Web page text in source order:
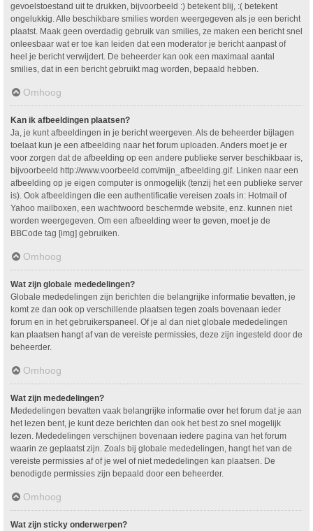
gevoelstoestand uit te drukken, bijvoorbeeld :) betekent blij, :( betekent
ongelukkig. Alle beschikbare smilies worden weergegeven als je een bericht
plaatst. Maak geen overdadig gebruik van smilies, ze maken een bericht snel
onleesbaar wat er toe kan leiden dat een moderator je bericht aanpast of
heel je bericht verwijdert. De beheerder kan ook een maximaal aantal
smilies, dat in een bericht gebruikt mag worden, bepaald hebben.
Omhoog
Kan ik afbeeldingen plaatsen?
Ja, je kunt afbeeldingen in je bericht weergeven. Als de beheerder bijlagen
toelaat kun je een afbeelding naar het forum uploaden. Anders moet je er
voor zorgen dat de afbeelding op een andere publieke server beschikbaar is,
bijvoorbeeld http://www.voorbeeld.com/mijn_afbeelding.gif. Linken naar een
afbeelding op je eigen computer is onmogelijk (tenzij het een publieke server
is). Ook afbeeldingen die een authentificatie vereisen zoals in: Hotmail of
Yahoo mailboxen, een wachtwoord beschermde website, enz. kunnen niet
worden weergegeven. Om een afbeelding weer te geven, moet je de
BBCode tag [img] gebruiken.
Omhoog
Wat zijn globale mededelingen?
Globale mededelingen zijn berichten die belangrijke informatie bevatten, je
komt ze dan ook op verschillende plaatsen tegen zoals bovenaan ieder
forum en in het gebruikerspaneel. Of je al dan niet globale mededelingen
kan plaatsen hangt af van de vereiste permissies, deze zijn ingesteld door de
beheerder.
Omhoog
Wat zijn mededelingen?
Mededelingen bevatten vaak belangrijke informatie over het forum dat je aan
het lezen bent, je kunt deze berichten dan ook het best zo snel mogelijk
lezen. Mededelingen verschijnen bovenaan iedere pagina van het forum
waarin ze geplaatst zijn. Zoals bij globale mededelingen, hangt het van de
vereiste permissies af of je wel of niet mededelingen kan plaatsen. De
benodigde permissies zijn bepaald door een beheerder.
Omhoog
Wat zijn sticky onderwerpen?